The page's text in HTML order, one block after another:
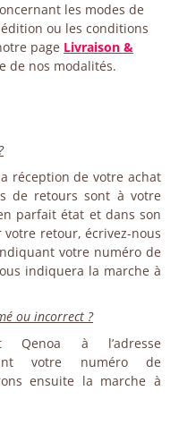
les modes de
ou les conditions
page Livraison &
de nos modalités.
réception de votre achat
de retours sont à votre
parfait état et dans son
retour, écrivez-nous
votre numéro de
indiquera la marche à
ou incorrect ?
Qenoa à l’adresse
votre numéro de
ensuite la marche à